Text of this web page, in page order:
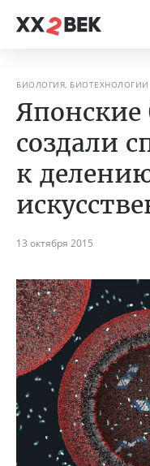
БИОЛОГИЯ, БИОТЕХНОЛОГИИ
Японские
создали
к
13 октября 2015